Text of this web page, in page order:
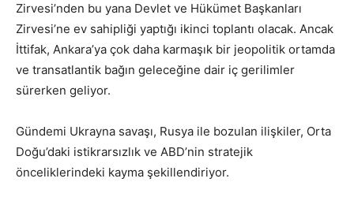
Zirvesi’nden bu yana Devlet ve Hükümet Başkanları
Zirvesi’ne ev sahipliği yaptığı ikinci toplantı olacak. Ancak
İttifak, Ankara’ya çok daha karmaşık bir jeopolitik ortamda
ve transatlantik bağın geleceğine dair iç gerilimler
sürerken geliyor.
Gündemi Ukrayna savaşı, Rusya ile bozulan ilişkiler, Orta
Doğu’daki istikrarsızlık ve ABD’nin stratejik
önceliklerindeki kayma şekillendiriyor.